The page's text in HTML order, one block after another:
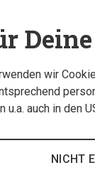
wir
u.a. auch in den
NICHT